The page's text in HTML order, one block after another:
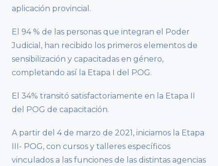
aplicación provincial.
El 94 % de las personas que integran el Poder
Judicial, han recibido los primeros elementos de
sensibilización y capacitadas en género,
completando así la Etapa I del POG.
El 34% transitó satisfactoriamente en la Etapa II
del POG de capacitación.
A partir del 4 de marzo de 2021, iniciamos la Etapa
III- POG, con cursos y talleres específicos
vinculados a las funciones de las distintas agencias